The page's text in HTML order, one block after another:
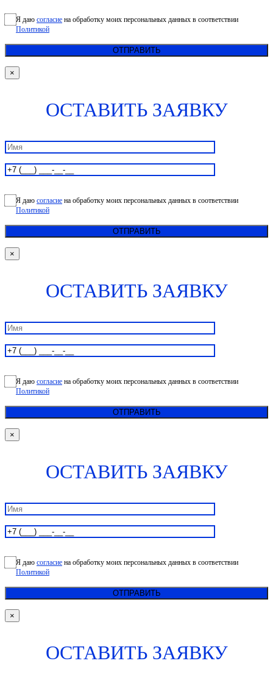
Я даю согласие на обработку моих персональных данных в соответствии
Политикой
×
ОСТАВИТЬ ЗАЯВКУ
Я даю согласие на обработку моих персональных данных в соответствии
Политикой
×
ОСТАВИТЬ ЗАЯВКУ
Я даю согласие на обработку моих персональных данных в соответствии
Политикой
×
ОСТАВИТЬ ЗАЯВКУ
Я даю согласие на обработку моих персональных данных в соответствии
Политикой
×
ОСТАВИТЬ ЗАЯВКУ